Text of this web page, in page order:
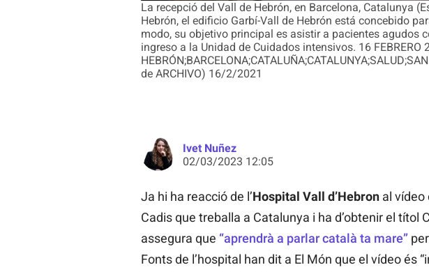
La recepció del Vall de Hebrón, en Barcelona, Catalunya
Hebrón, el edificio Garbí-Vall de Hebrón está concebido
modo, su objetivo principal es asistir a pacientes agudos
ingreso a la Unidad de Cuidados intensivos. 16 FEBRERO
de ARCHIVO) 16/2/2021
Ivet Nuñez
02/03/2023 12:05
Ja hi ha reacció de l’Hospital Vall d’Hebronal vídeo
Cadis que treballa a Catalunya i ha d’obtenir el títol
assegura que “aprendrà a parlar català ta mare”
Fonts de l’hospital han dit a El Món que el vídeo és